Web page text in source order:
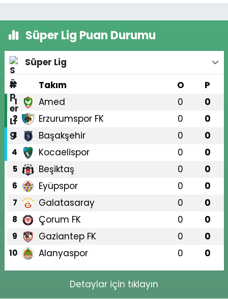
Süper Lig Puan Durumu
Süper Lig
#
Takım O P
1 Amed 0 0
2 Erzurumspor FK 0 0
3 Başakşehir 0 0
4 Kocaelispor 0 0
5 Beşiktaş 0 0
6 Eyüpspor 0 0
7 Galatasaray 0 0
8 Çorum FK 0 0
9 Gaziantep FK 0 0
10 Alanyaspor 0 0
Detaylar için tıklayın